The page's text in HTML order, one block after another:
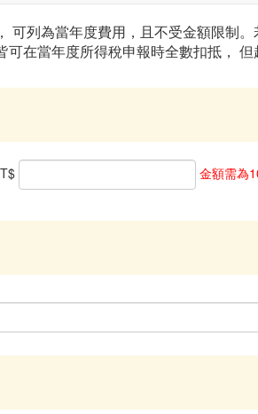
可列為當年度費用，且不受金額限制
在當年度所得稅申報時全數扣抵，
金額需為